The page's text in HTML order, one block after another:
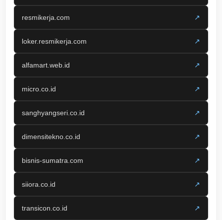
resmikerja.com ↗
loker.resmikerja.com ↗
alfamart.web.id ↗
micro.co.id ↗
sanghyangseri.co.id ↗
dimensitekno.co.id ↗
bisnis-sumatra.com ↗
siiora.co.id ↗
transicon.co.id ↗